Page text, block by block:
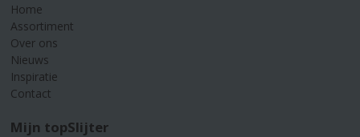
Home
Assortiment
Over ons
Nieuws
Inspiratie
Contact
Mijn topSlijter